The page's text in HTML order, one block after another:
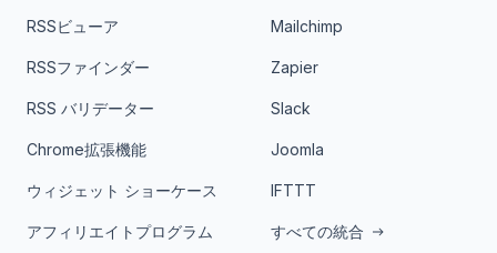
RSSビューア
RSSファインダー
RSS バリデーター
Chrome拡張機能
ウィジェット ショーケース
アフィリエイトプログラム
Mailchimp
Zapier
Slack
Joomla
IFTTT
すべての統合